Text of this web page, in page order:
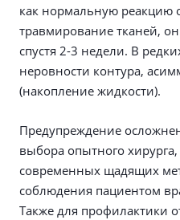
как нормальную реакцию
травмирование тканей,
спустя 2-3 недели. В
неровности контура,
(накопление жидкости).
Предупреждение
выбора опытного
современных щадящих
соблюдения пациентом
Также для профилактики